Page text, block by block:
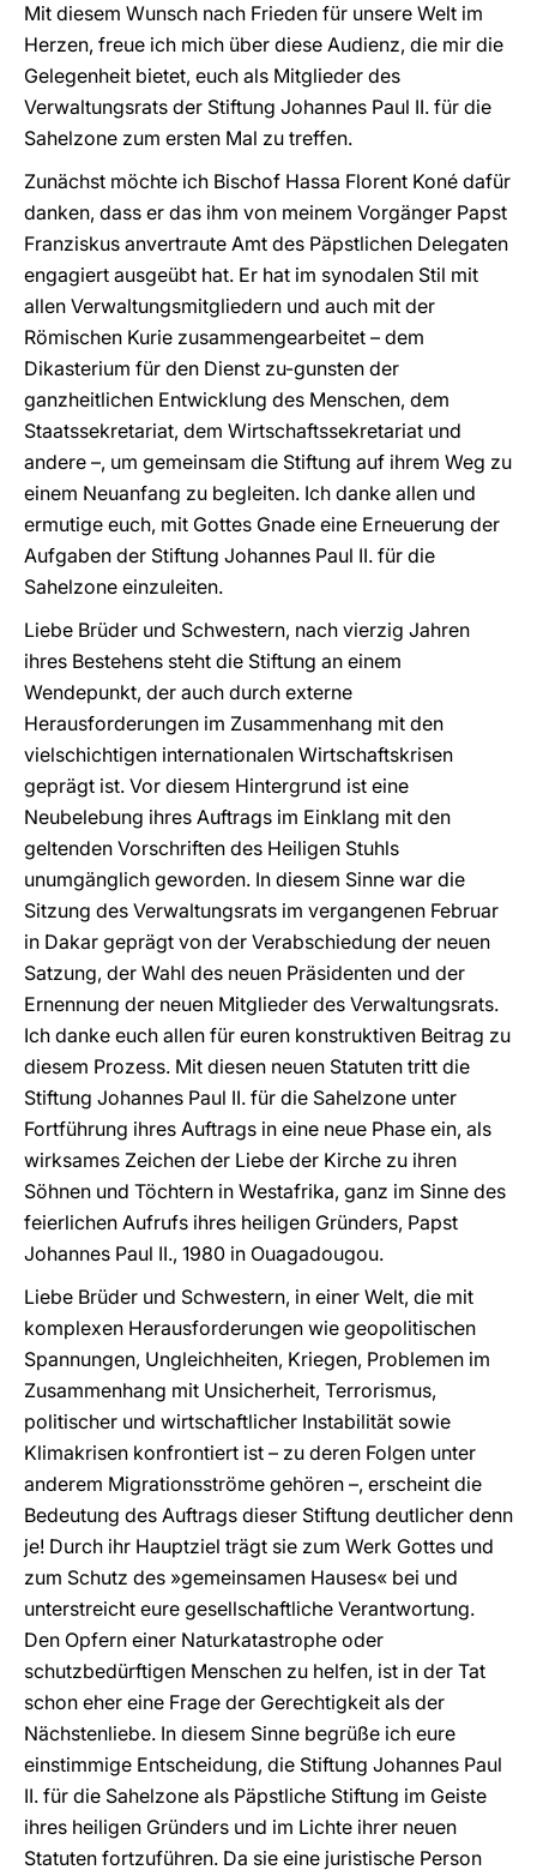
Mit diesem Wunsch nach Frieden für unsere Welt im
Herzen, freue ich mich über diese Audienz, die mir die
Gelegenheit bietet, euch als Mitglieder des
Verwaltungsrats der Stiftung Johannes Paul II. für die
Sahelzone zum ersten Mal zu treffen.
Zunächst möchte ich Bischof Hassa Florent Koné dafür
danken, dass er das ihm von meinem Vorgänger Papst
Franziskus anvertraute Amt des Päpstlichen Delegaten
engagiert ausgeübt hat. Er hat im synodalen Stil mit
allen Verwaltungsmitgliedern und auch mit der
Römischen Kurie zusammengearbeitet – dem
Dikasterium für den Dienst zu-gunsten der
ganzheitlichen Entwicklung des Menschen, dem
Staatssekretariat, dem Wirtschaftssekretariat und
andere –, um gemeinsam die Stiftung auf ihrem Weg zu
einem Neuanfang zu begleiten. Ich danke allen und
ermutige euch, mit Gottes Gnade eine Erneuerung der
Aufgaben der Stiftung Johannes Paul II. für die
Sahelzone einzuleiten.
Liebe Brüder und Schwestern, nach vierzig Jahren
ihres Bestehens steht die Stiftung an einem
Wendepunkt, der auch durch externe
Herausforderungen im Zusammenhang mit den
vielschichtigen internationalen Wirtschaftskrisen
geprägt ist. Vor diesem Hintergrund ist eine
Neubelebung ihres Auftrags im Einklang mit den
geltenden Vorschriften des Heiligen Stuhls
unumgänglich geworden. In diesem Sinne war die
Sitzung des Verwaltungsrats im vergangenen Februar
in Dakar geprägt von der Verabschiedung der neuen
Satzung, der Wahl des neuen Präsidenten und der
Ernennung der neuen Mitglieder des Verwaltungsrats.
Ich danke euch allen für euren konstruktiven Beitrag zu
diesem Prozess. Mit diesen neuen Statuten tritt die
Stiftung Johannes Paul II. für die Sahelzone unter
Fortführung ihres Auftrags in eine neue Phase ein, als
wirksames Zeichen der Liebe der Kirche zu ihren
Söhnen und Töchtern in Westafrika, ganz im Sinne des
feierlichen Aufrufs ihres heiligen Gründers, Papst
Johannes Paul II., 1980 in Ouagadougou.
Liebe Brüder und Schwestern, in einer Welt, die mit
komplexen Herausforderungen wie geopolitischen
Spannungen, Ungleichheiten, Kriegen, Problemen im
Zusammenhang mit Unsicherheit, Terrorismus,
politischer und wirtschaftlicher Instabilität sowie
Klimakrisen konfrontiert ist – zu deren Folgen unter
anderem Migrationsströme gehören –, erscheint die
Bedeutung des Auftrags dieser Stiftung deutlicher denn
je! Durch ihr Hauptziel trägt sie zum Werk Gottes und
zum Schutz des »gemeinsamen Hauses« bei und
unterstreicht eure gesellschaftliche Verantwortung.
Den Opfern einer Naturkatastrophe oder
schutzbedürftigen Menschen zu helfen, ist in der Tat
schon eher eine Frage der Gerechtigkeit als der
Nächstenliebe. In diesem Sinne begrüße ich eure
einstimmige Entscheidung, die Stiftung Johannes Paul
II. für die Sahelzone als Päpstliche Stiftung im Geiste
ihres heiligen Gründers und im Lichte ihrer neuen
Statuten fortzuführen. Da sie eine juristische Person